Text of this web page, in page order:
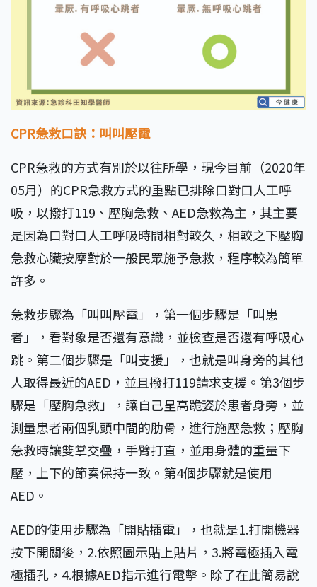
CPR急救口訣：叫叫壓電
CPR急救的方式有別於以往所學，現今目前（2020年
05月）的CPR急救方式的重點已排除口對口人工呼
吸，以撥打119、壓胸急救、AED急救為主，其主要
是因為口對口人工呼吸時間相對較久，相較之下壓胸
急救心臟按摩對於一般民眾施予急救，程序較為簡單
許多。
急救步驟為「叫叫壓電」，第一個步驟是「叫患
者」，看對象是否還有意識，並檢查是否還有呼吸心
跳。第二個步驟是「叫支援」，也就是叫身旁的其他
人取得最近的AED，並且撥打119請求支援。第3個步
驟是「壓胸急救」，讓自己呈高跪姿於患者身旁，並
測量患者兩個乳頭中間的肋骨，進行施壓急救；壓胸
急救時讓雙掌交疊，手臂打直，並用身體的重量下
壓，上下的節奏保持一致。第4個步驟就是使用
AED。
AED的使用步驟為「開貼插電」，也就是1.打開機器
按下開關後，2.依照圖示貼上貼片，3.將電極插入電
極插孔，4.根據AED指示進行電擊。除了在此簡易說